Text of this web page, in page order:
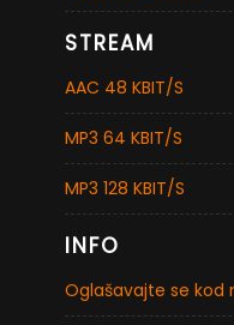
STREAM
AAC 48 KBIT/S
MP3 64 KBIT/S
MP3 128 KBIT/S
INFO
Oglašavajte se kod